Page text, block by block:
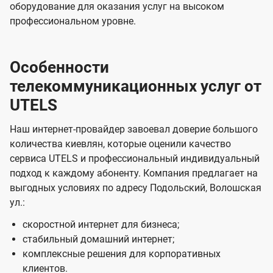
оборудование для оказания услуг на высоком
профессиональном уровне.
Особенности
телекоммуникационных услуг от
UTELS
Наш интернет-провайдер завоевал доверие большого
количества киевлян, которые оценили качество
сервиса UTELS и профессиональный индивидуальный
подход к каждому абоненту. Компания предлагает на
выгодных условиях по адресу Подольский, Волошская
ул.:
скоростной интернет для бизнеса;
стабильный домашний интернет;
комплексные решения для корпоративных
клиентов.